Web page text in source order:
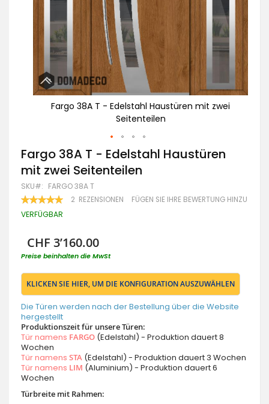
Fargo 38A T - Edelstahl Haustüren mit zwei
Seitenteilen
Zum
Anfang
der
Bildgalerie
springen
Fargo 38A T - Edelstahl Haustüren
mit zwei Seitenteilen
SKU FARGO 38A T
BEWERTUNG:
100
2 REZENSIONEN FÜGEN SIE IHRE BEWERTUNG HINZU
VERFÜGBAR
CHF 3’160.00
Preise beinhalten die MwSt
KLICKEN SIE HIER, UM DIE KONFIGURATION AUSZUWÄHLEN
Die Türen werden nach der Bestellung über die Website
hergestellt
Produktionszeit für unsere Türen:
Tür namens FARGO (Edelstahl) - Produktion dauert 8
Wochen
Tür namens STA (Edelstahl) - Produktion dauert 3 Wochen
Tür namens LIM (Aluminium) - Produktion dauert 6
Wochen
Türbreite mit Rahmen: